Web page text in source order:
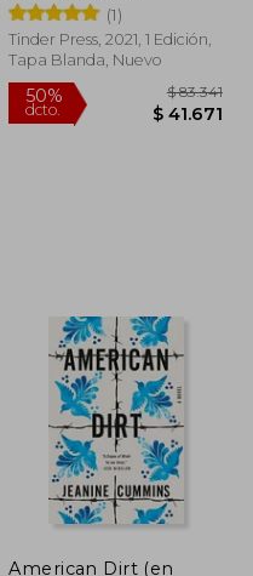
(1)
Tinder Press, 2021, 1 Edición,
Tapa Blanda, Nuevo
American Dirt (en